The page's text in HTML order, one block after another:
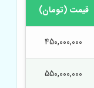
قیمت (تومان)
450,000,000
550,000,000